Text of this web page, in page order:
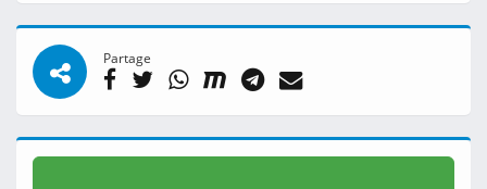
Partage